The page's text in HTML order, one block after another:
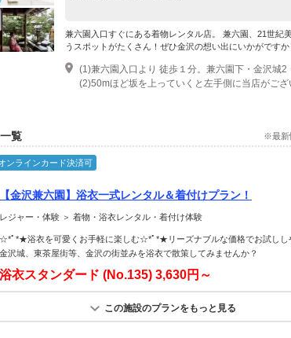
兼六園入口すぐにある着物レンタル店。 兼六園、21世紀
うスポットがたくさん！ぜひ金沢の想い出にいかがですか
(2)50mほど坂を上っていくと左手側に当店がござ
覧 ※最新
ンラインカード決済可
【金沢兼六園】浴衣一式レンタル＆着付けプラン！
レジャー・体験 ＞ 着物・浴衣レンタル・着付け体験
☆*ﾟ*★浴衣を可愛くお手軽に楽しむ☆*ﾟ*★リーズナブルな価格でお試しし
金沢城、東茶屋街等、金沢の街並みを浴衣で散策してみませんか？
浴衣スタンダード (No.135) 3,630円～
この施設のプランをもっと見る